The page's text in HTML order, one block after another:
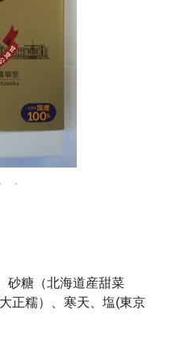
砂糖（北海道産甜菜
正糯）、寒天、塩(東京